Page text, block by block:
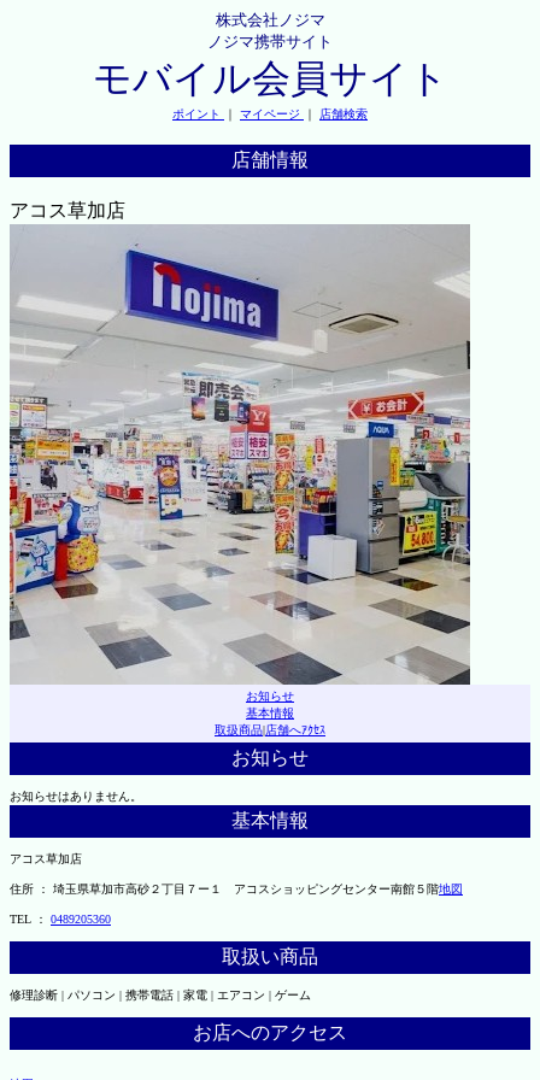
株式会社ノジマ
ノジマ携帯サイト
モバイル会員サイト
ポイント ｜ マイページ ｜ 店舗検索
店舗情報
アコス草加店
お知らせ
基本情報
取扱商品|店舗へｱｸｾｽ
お知らせ
お知らせはありません。
基本情報
アコス草加店
住所 ： 埼玉県草加市高砂２丁目７ー１ アコスショッピングセンター南館５階地図
TEL ： 0489205360
取扱い商品
修理診断 | パソコン | 携帯電話 | 家電 | エアコン | ゲーム
お店へのアクセス